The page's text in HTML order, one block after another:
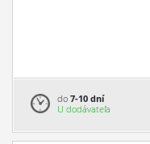
do 7-10 dní
U dodávateľa